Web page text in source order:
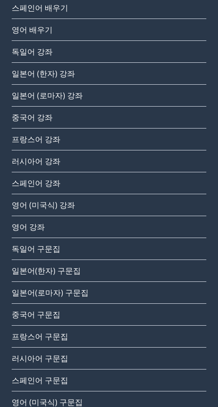
스페인어 배우기
영어 배우기
독일어 강좌
일본어 (한자) 강좌
일본어 (로마자) 강좌
중국어 강좌
프랑스어 강좌
러시아어 강좌
스페인어 강좌
영어 (미국식) 강좌
영어 강좌
독일어 구문집
일본어(한자) 구문집
일본어(로마자) 구문집
중국어 구문집
프랑스어 구문집
러시아어 구문집
스페인어 구문집
영어 (미국식) 구문집